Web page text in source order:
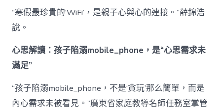
“寒假最珍貴的‘WiFi’，是親子心與心的連接。”薛錦浩
說。
心思解讀：孩子陷溺mobile_phone，是“心思需求未
滿足”
“孩子陷溺mobile_phone，不是‘貪玩’那么簡單，而是
內心需求未被看見。”廣東省家庭教導名師任務室掌管